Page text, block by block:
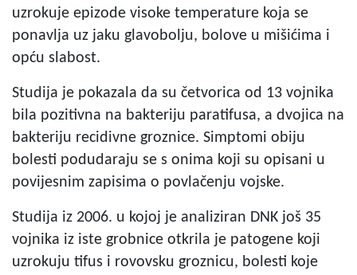
uzrokuje epizode visoke temperature koja se
ponavlja uz jaku glavobolju, bolove u mišićima i
opću slabost.
Studija je pokazala da su četvorica od 13 vojnika
bila pozitivna na bakteriju paratifusa, a dvojica na
bakteriju recidivne groznice. Simptomi obiju
bolesti podudaraju se s onima koji su opisani u
povijesnim zapisima o povlačenju vojske.
Studija iz 2006. u kojoj je analiziran DNK još 35
vojnika iz iste grobnice otkrila je patogene koji
uzrokuju tifus i rovovsku groznicu, bolesti koje